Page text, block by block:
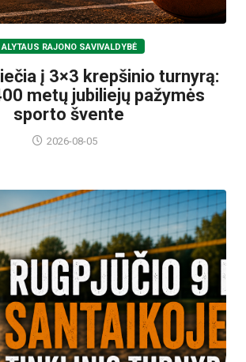
ALYTAUS RAJONO SAVIVALDYBĖ
į 3×3 krepšinio turnyrą:
metų jubiliejų pažymės
sporto švente
2026-08-05